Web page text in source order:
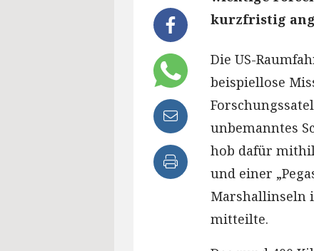
kurzfristig
Die US-
beispiellose
unbemanntes
hob dafür
und einer
Marshallinseln
mitteilte.